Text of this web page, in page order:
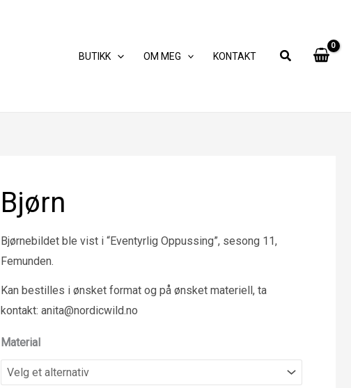
BUTIKK OM MEG KONTAKT
Bjørn
Bjørnebildet ble vist i “Eventyrlig Oppussing”, sesong 11,
Femunden.
Kan bestilles i ønsket format og på ønsket materiell, ta
kontakt: anita@nordicwild.no
Material